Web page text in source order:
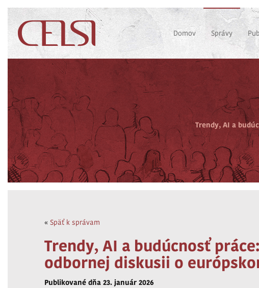
Domov Správy
Trendy, AI a
« Späť k správam
Trendy, AI a budúcnosť
odbornej diskusii o
Publikované dňa 23. január 2026